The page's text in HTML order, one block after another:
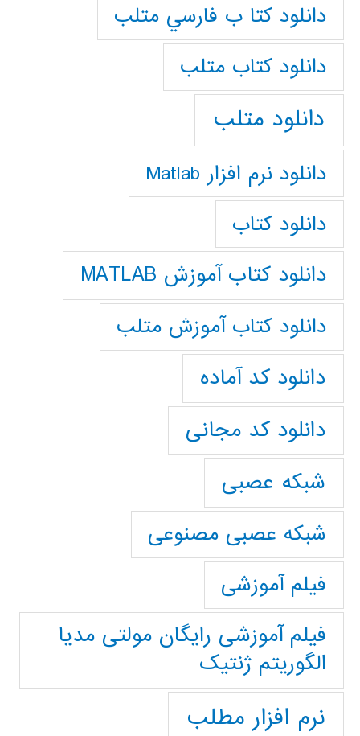
دانلود كتا ب فارسي متلب
دانلود كتاب متلب
دانلود متلب
دانلود نرم افزار Matlab
دانلود کتاب
دانلود کتاب آموزش MATLAB
دانلود کتاب آموزش متلب
دانلود کد آماده
دانلود کد مجانی
شبکه عصبی
شبکه عصبی مصنوعی
فیلم آموزشی
فیلم آموزشی رایگان مولتی مدیا
الگوریتم ژنتیک
نرم افزار مطلب